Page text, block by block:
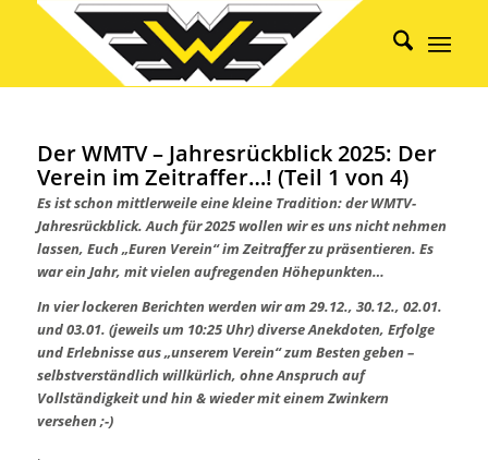
Der WMTV – Jahresrückblick 2025: Der
Verein im Zeitraffer…! (Teil 1 von 4)
Es ist schon mittlerweile eine kleine Tradition: der WMTV-
Jahresrückblick. Auch für 2025 wollen wir es uns nicht nehmen
lassen, Euch „Euren Verein“ im Zeitraffer zu präsentieren. Es
war ein Jahr, mit vielen aufregenden Höhepunkten…
In vier lockeren Berichten werden wir am 29.12., 30.12., 02.01.
und 03.01. (jeweils um 10:25 Uhr) diverse Anekdoten, Erfolge
und Erlebnisse aus „unserem Verein“ zum Besten geben –
selbstverständlich willkürlich, ohne Anspruch auf
Vollständigkeit und hin & wieder mit einem Zwinkern
versehen ;-)
.